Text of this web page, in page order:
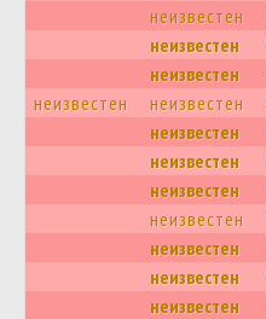
неизвестен
неизвестен
неизвестен
неизвестен неизвестен
неизвестен
неизвестен
неизвестен
неизвестен
неизвестен
неизвестен
неизвестен